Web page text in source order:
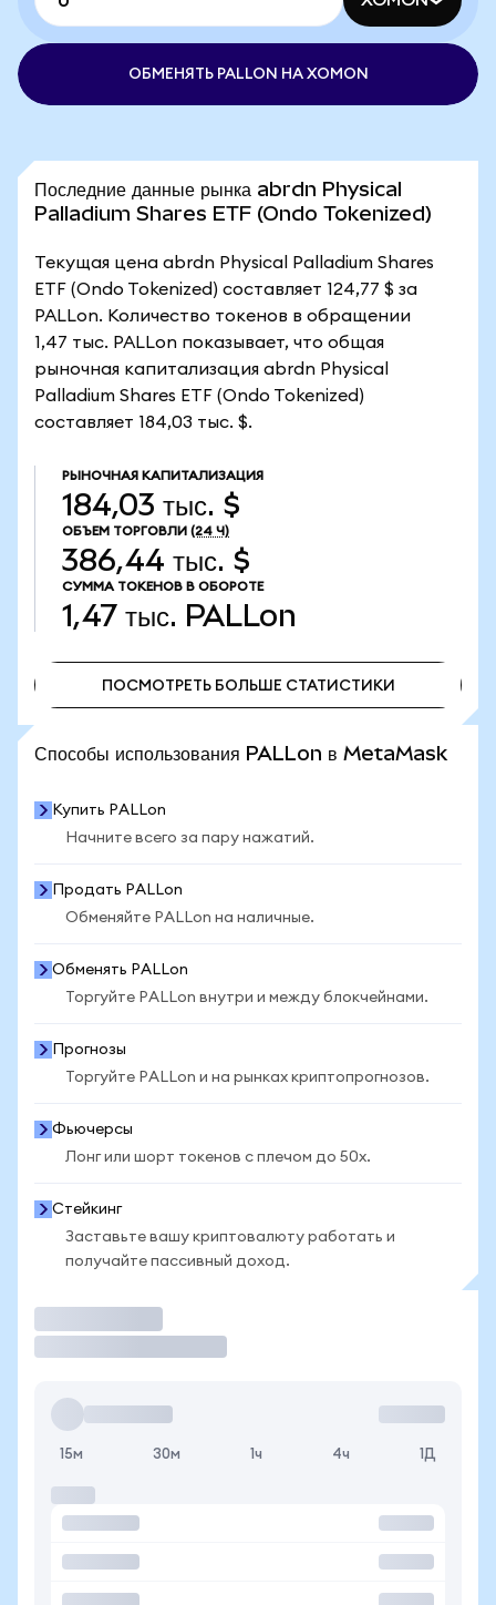
ОБМЕНЯТЬ PALLON НА XOMON
Последние данные рынка abrdn Physical
Palladium Shares ETF (Ondo Tokenized)
Текущая цена abrdn Physical Palladium Shares
ETF (Ondo Tokenized) составляет 124,77 $ за
PALLon. Количество токенов в обращении
1,47 тыс. PALLon показывает, что общая
рыночная капитализация abrdn Physical
Palladium Shares ETF (Ondo Tokenized)
составляет 184,03 тыс. $.
РЫНОЧНАЯ КАПИТАЛИЗАЦИЯ
184,03 тыс. $
ОБЪЕМ ТОРГОВЛИ (24 Ч)
386,44 тыс. $
СУММА ТОКЕНОВ В ОБОРОТЕ
1,47 тыс. PALLon
ПОСМОТРЕТЬ БОЛЬШЕ СТАТИСТИКИ
Способы использования PALLon в MetaMask
Купить PALLon
Начните всего за пару нажатий.
Продать PALLon
Обменяйте PALLon на наличные.
Обменять PALLon
Торгуйте PALLon внутри и между блокчейнами.
Прогнозы
Торгуйте PALLon и на рынках криптопрогнозов.
Фьючерсы
Лонг или шорт токенов с плечом до 50x.
Стейкинг
Заставьте вашу криптовалюту работать и
получайте пассивный доход.
15м 30м 1ч 4ч 1Д